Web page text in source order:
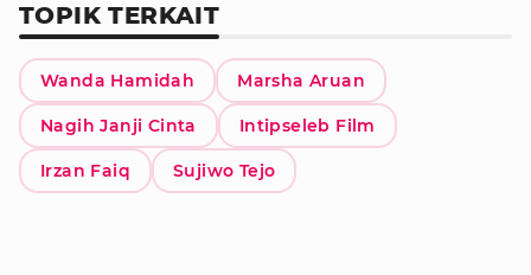
TOPIK TERKAIT
Wanda Hamidah Marsha Aruan
Nagih Janji Cinta Intipseleb Film
Irzan Faiq Sujiwo Tejo